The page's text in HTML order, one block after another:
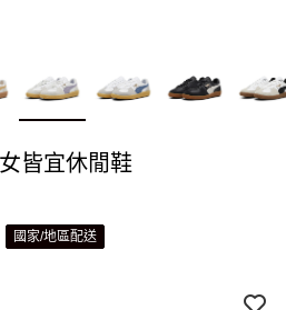
皆宜休閒鞋
國家/地區配送